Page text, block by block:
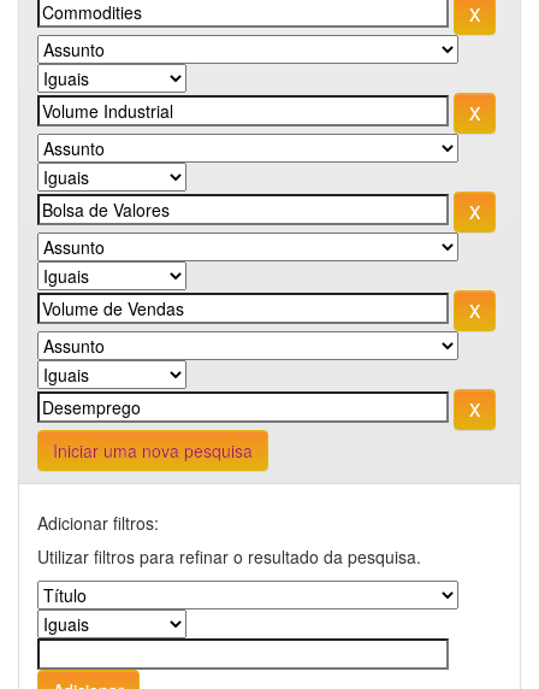
Iniciar uma nova pesquisa
Adicionar filtros:
Utilizar filtros para refinar o resultado da pesquisa.